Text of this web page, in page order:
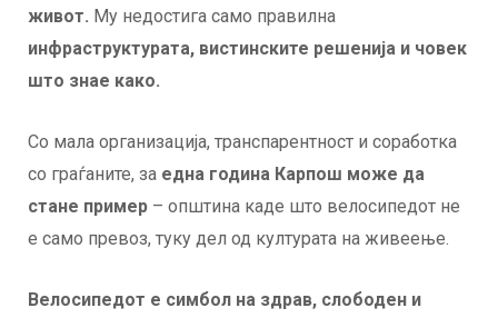
живот. Му недостига само правилна
инфраструктурата, вистинските решенија и човек
што знае како.
Со мала организација, транспарентност и соработка
со граѓаните, за една година Карпош може да
стане пример – општина каде што велосипедот не
е само превоз, туку дел од културата на живеење.
Велосипедот e симбол на здрав, слободен и